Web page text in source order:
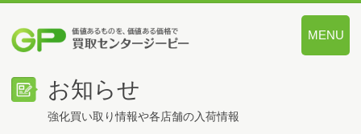
MENU
お知らせ
強化買い取り情報や各店舗の入荷情報